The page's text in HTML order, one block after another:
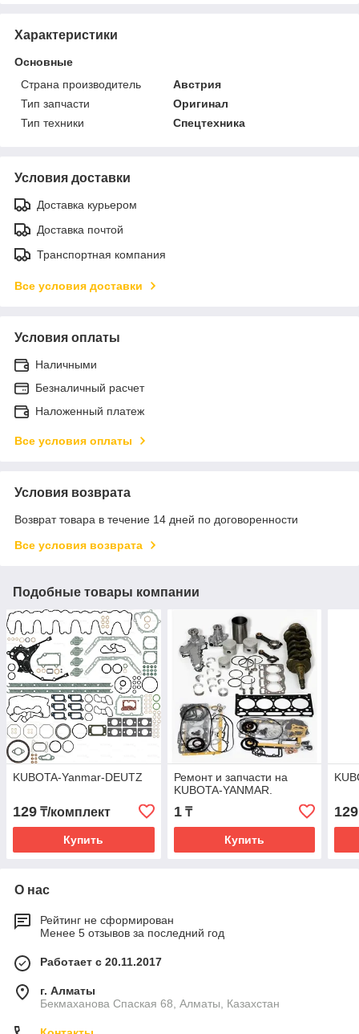
Характеристики
Основные
Страна производитель
Австрия
Тип запчасти
Оригинал
Тип техники
Спецтехника
Условия доставки
Доставка курьером
Доставка почтой
Транспортная компания
Все условия доставки
Условия оплаты
Наличными
Безналичный расчет
Наложенный платеж
Все условия оплаты
Условия возврата
Возврат товара в течение 14 дней по договоренности
Все условия возврата
Подобные товары компании
KUBOTA-Yanmar-DEUTZ
129 ₸/комплект
Купить
Ремонт и запчасти на
KUBOTA-YANMAR.
1₸
Купить
129
О нас
Рейтинг не сформирован
Менее 5 отзывов за последний год
Работает с 20.11.2017
г. Алматы
Бекмаханова Спаская 68, Алматы, Казахстан